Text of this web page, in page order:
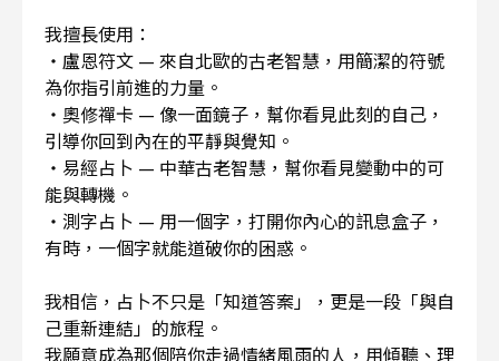
我擅長使用：
・盧恩符文 — 來自北歐的古老智慧，用簡潔的符號
為你指引前進的力量。
・奧修禪卡 — 像一面鏡子，幫你看見此刻的自己，
引導你回到內在的平靜與覺知。
・易經占卜 — 中華古老智慧，幫你看見變動中的可
能與轉機。
・測字占卜 — 用一個字，打開你內心的訊息盒子，
有時，一個字就能道破你的困惑。
我相信，占卜不只是「知道答案」，更是一段「與自
己重新連結」的旅程。
我願意成為那個陪你走過情緒風雨的人，用傾聽、理